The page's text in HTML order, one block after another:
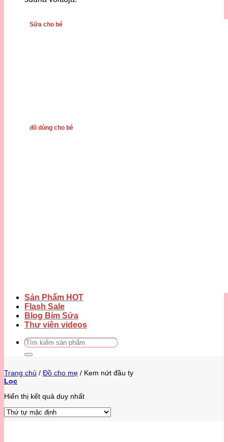
Sữa cho bé
đồ dùng cho bé
Sản Phẩm HOT
Flash Sale
Blog Bỉm Sửa
Thư viện videos
Tìm
Trang chủ / Đồ cho mẹ / Kem nứt đầu ty
Lọc
Hiển thị kết quả duy nhất